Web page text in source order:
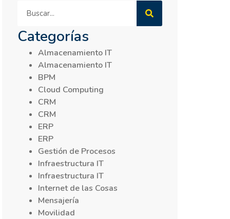
Categorías
Almacenamiento IT
Almacenamiento IT
BPM
Cloud Computing
CRM
CRM
ERP
ERP
Gestión de Procesos
Infraestructura IT
Infraestructura IT
Internet de las Cosas
Mensajería
Movilidad